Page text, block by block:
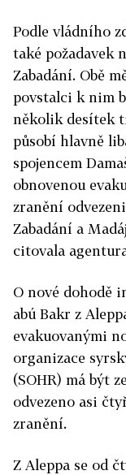
Podle vládního
také požadavek
Zabadání. Obě
povstalci k nim
několik desítek
působí hlavně
spojencem
obnovenou
zranění
Zabadání a
citovala
O nové dohodě
abú Bakr z
evakuovanými
organizace
(SOHR) má být
odvezeno asi
zranění.
Z Aleppa se od